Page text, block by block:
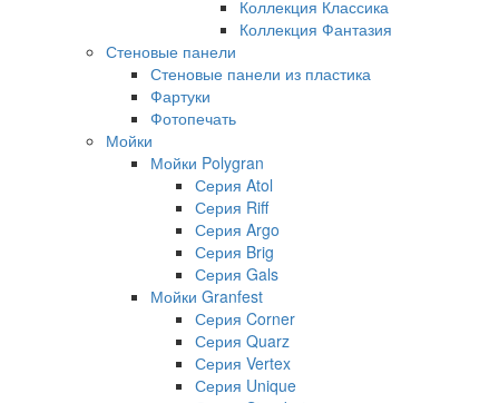
Коллекция Классика
Коллекция Фантазия
Стеновые панели
Стеновые панели из пластика
Фартуки
Фотопечать
Мойки
Мойки Polygran
Серия Atol
Серия Riff
Серия Argo
Серия Brig
Серия Gals
Мойки Granfest
Серия Corner
Серия Quarz
Серия Vertex
Серия Unique